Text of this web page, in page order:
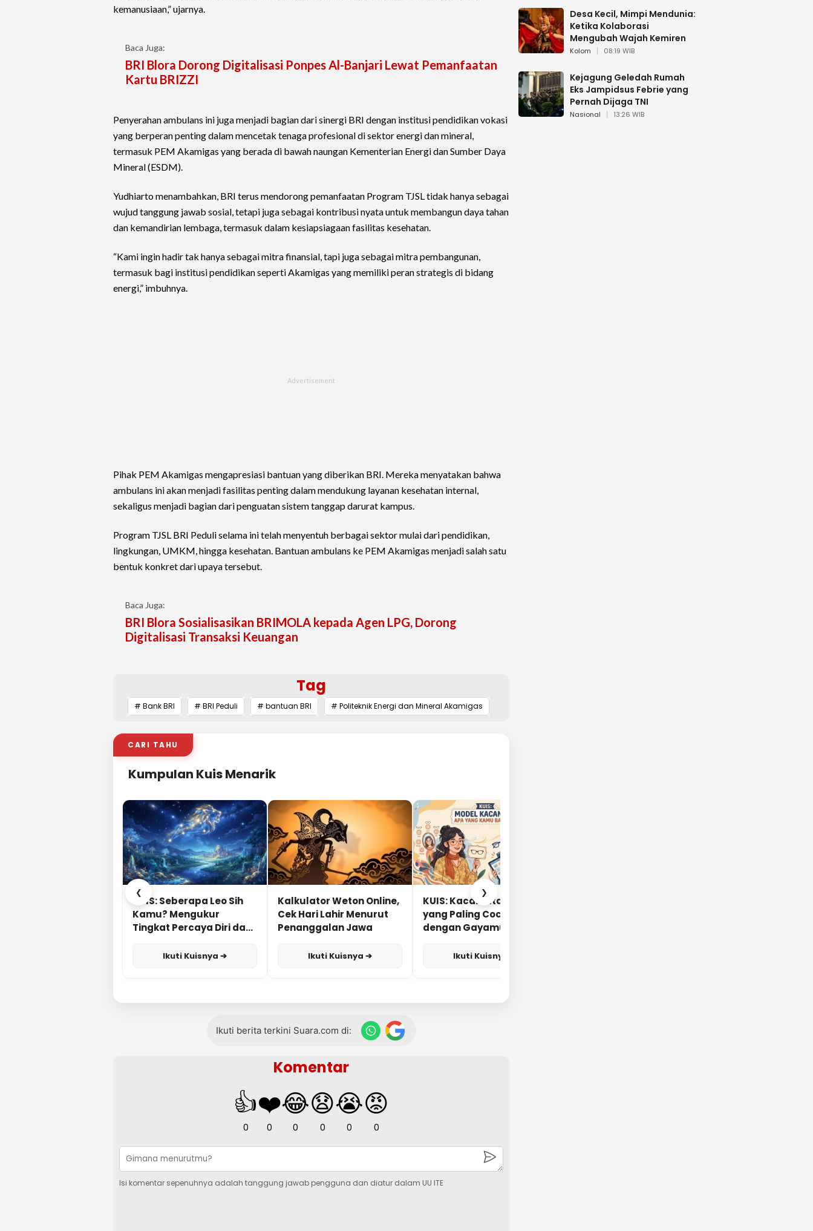
kemanusiaan,” ujarnya.
Baca Juga:
BRI Blora Dorong Digitalisasi Ponpes Al-Banjari Lewat Pemanfaatan
Kartu BRIZZI
Penyerahan ambulans ini juga menjadi bagian dari sinergi BRI dengan institusi pendidikan vokasi
yang berperan penting dalam mencetak tenaga profesional di sektor energi dan mineral,
termasuk PEM Akamigas yang berada di bawah naungan Kementerian Energi dan Sumber Daya
Mineral (ESDM).
Yudhiarto menambahkan, BRI terus mendorong pemanfaatan Program TJSL tidak hanya sebagai
wujud tanggung jawab sosial, tetapi juga sebagai kontribusi nyata untuk membangun daya tahan
dan kemandirian lembaga, termasuk dalam kesiapsiagaan fasilitas kesehatan.
“Kami ingin hadir tak hanya sebagai mitra finansial, tapi juga sebagai mitra pembangunan,
termasuk bagi institusi pendidikan seperti Akamigas yang memiliki peran strategis di bidang
energi,” imbuhnya.
Pihak PEM Akamigas mengapresiasi bantuan yang diberikan BRI. Mereka menyatakan bahwa
ambulans ini akan menjadi fasilitas penting dalam mendukung layanan kesehatan internal,
sekaligus menjadi bagian dari penguatan sistem tanggap darurat kampus.
Program TJSL BRI Peduli selama ini telah menyentuh berbagai sektor mulai dari pendidikan,
lingkungan, UMKM, hingga kesehatan. Bantuan ambulans ke PEM Akamigas menjadi salah satu
bentuk konkret dari upaya tersebut.
Baca Juga:
BRI Blora Sosialisasikan BRIMOLA kepada Agen LPG, Dorong
Digitalisasi Transaksi Keuangan
Tag
# Bank BRI # BRI Peduli # bantuan BRI # Politeknik Energi dan Mineral Akamigas
CARI TAHU
Kumpulan Kuis Menarik
❮
KUIS: Seberapa Leo Sih
Kamu? Mengukur
Tingkat Percaya Diri dan
Ikuti Kuisnya ➔
Kalkulator Weton Online,
Cek Hari Lahir Menurut
Penanggalan Jawa
Ikuti Kuisnya ➔
KUIS: Kacamata Apa
yang Paling Cocok
dengan Gayamu?
Ikuti Kuisnya ➔
❯
Ikuti berita terkini Suara.com di:
Komentar
👍
0
❤️
0
😂
0
😧
0
😭
0
😡
0
Isi komentar sepenuhnya adalah tanggung jawab pengguna dan diatur dalam UU ITE
Desa Kecil, Mimpi Mendunia:
Ketika Kolaborasi
Mengubah Wajah Kemiren
Kolom 08:19 WIB
Kejagung Geledah Rumah
Eks Jampidsus Febrie yang
Pernah Dijaga TNI
Nasional 13:26 WIB